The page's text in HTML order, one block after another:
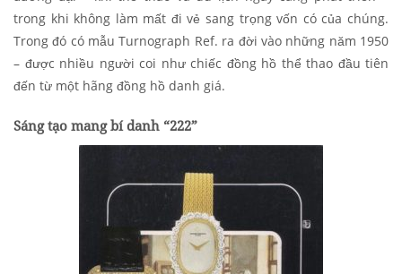
trong khi không làm mất đi vẻ sang trọng vốn có của chúng.
Trong đó có mẫu Turnograph Ref. ra đời vào những năm 1950
– được nhiều người coi như chiếc đồng hồ thể thao đầu tiên
đến từ một hãng đồng hồ danh giá.
Sáng tạo mang bí danh “222”